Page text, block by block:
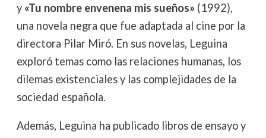
y «Tu nombre envenena mis sueños» (1992),
una novela negra que fue adaptada al cine por la
directora Pilar Miró. En sus novelas, Leguina
exploró temas como las relaciones humanas, los
dilemas existenciales y las complejidades de la
sociedad española.
Además, Leguina ha publicado libros de ensayo y